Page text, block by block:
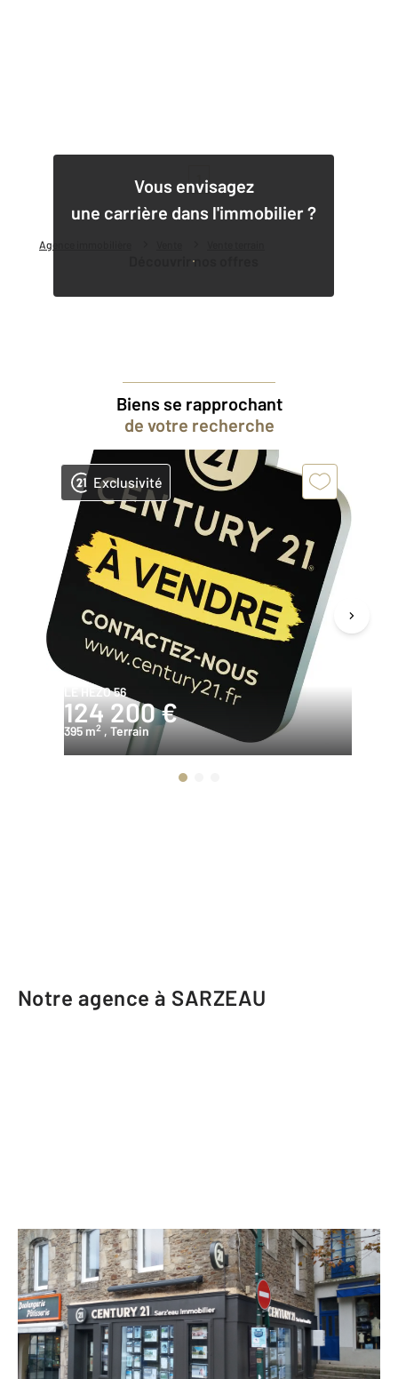
Agence immobilière
Vous envisagez
une carrière dans l'immobilier ?
Découvrir nos offres
1
Biens se rapprochant
de votre recherche
Exclusivité
LE HEZO 56
124 200 €
395 m2 , Terrain
Notre agence à SARZEAU
CENTURY 21 Sarz'eau Immobilier
4 Place Duchesse Anne
SARZEAU - 56370
Envoyer un message